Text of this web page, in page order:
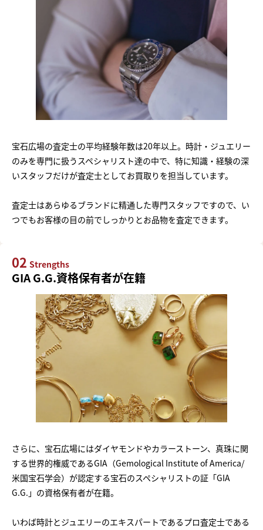
宝石広場の査定士の平均経験年数は20年以上。時計・ジュエリー
のみを専門に扱うスペシャリスト達の中で、特に知識・経験の深
いスタッフだけが査定士としてお買取りを担当しています。
査定士はあらゆるブランドに精通した専門スタッフですので、い
つでもお客様の目の前でしっかりとお品物を査定できます。
02 Strengths
GIA G.G.資格保有者が在籍
さらに、宝石広場にはダイヤモンドやカラーストーン、真珠に関
する世界的権威であるGIA（Gemological Institute of America/
米国宝石学会）が認定する宝石のスペシャリストの証「GIA
G.G.」の資格保有者が在籍。
いわば時計とジュエリーのエキスパートであるプロ査定士である